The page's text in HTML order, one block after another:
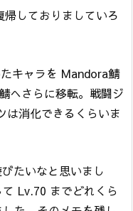
しておりましていろ
キャラを Mandora鯖
へさらに移転。戦闘ジ
は消化できるくらいま
たいなと思いまし
Lv.70 までどれくら